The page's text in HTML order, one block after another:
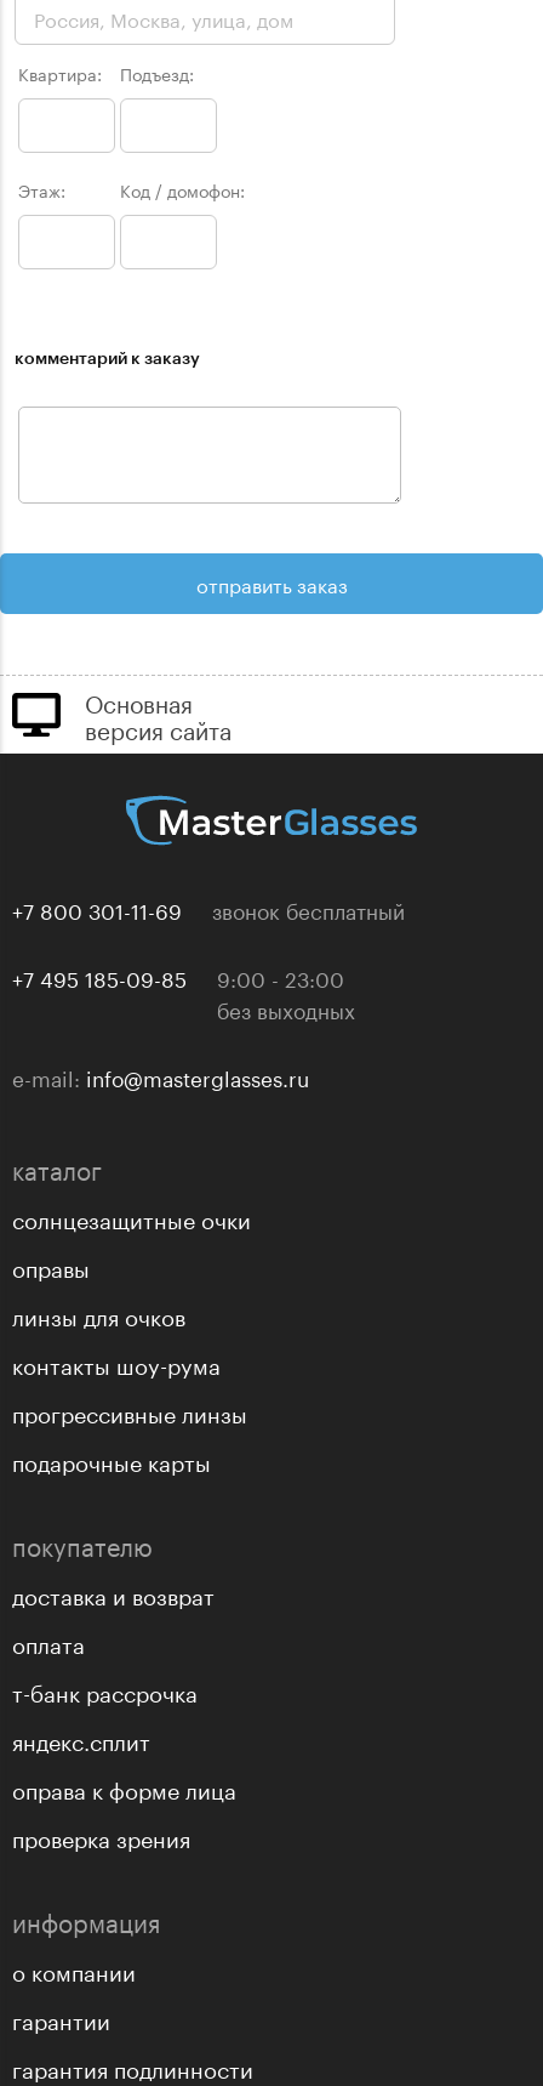
Квартира: Подъезд:
Этаж: Код / домофон:
комментарий к заказу
Основная
версия сайта
+7 800 301-11-69 звонок бесплатный
+7 495 185-09-85
9:00 - 23:00
без выходных
e-mail: info@masterglasses.ru
каталог
солнцезащитные очки
оправы
линзы для очков
контакты шоу-рума
прогрессивные линзы
подарочные карты
покупателю
доставка и возврат
оплата
т-банк рассрочка
яндекс.сплит
оправа к форме лица
проверка зрения
информация
о компании
гарантии
гарантия подлинности